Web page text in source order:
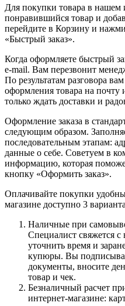
Для покупки товара в нашем
понравившийся товар и
перейдите в Корзину и
«Быстрый заказ».
Когда оформляете быстрый
e-mail. Вам перезвонит
По результатам разговора
оформления товара на почту
только ждать доставки и
Оформление заказа в
следующим образом.
последовательным этапам:
данные о себе. Советуем в
информацию, которая
кнопку «Оформить заказ».
Оплачивайте покупки
магазине доступно 3
Наличные при
Специалист свяжется
уточнить время и
купюры. Вы
документы, вносите
товар и чек.
Безналичный расчет
интернет-магазине: